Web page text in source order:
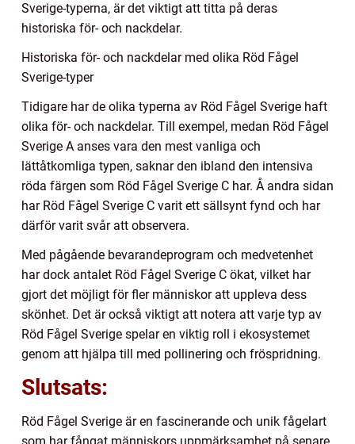
Sverige-typerna, är det viktigt att titta på deras
historiska för- och nackdelar.
Historiska för- och nackdelar med olika Röd Fågel
Sverige-typer
Tidigare har de olika typerna av Röd Fågel Sverige haft
olika för- och nackdelar. Till exempel, medan Röd Fågel
Sverige A anses vara den mest vanliga och
lättåtkomliga typen, saknar den ibland den intensiva
röda färgen som Röd Fågel Sverige C har. Å andra sidan
har Röd Fågel Sverige C varit ett sällsynt fynd och har
därför varit svår att observera.
Med pågående bevarandeprogram och medvetenhet
har dock antalet Röd Fågel Sverige C ökat, vilket har
gjort det möjligt för fler människor att uppleva dess
skönhet. Det är också viktigt att notera att varje typ av
Röd Fågel Sverige spelar en viktig roll i ekosystemet
genom att hjälpa till med pollinering och fröspridning.
Slutsats:
Röd Fågel Sverige är en fascinerande och unik fågelart